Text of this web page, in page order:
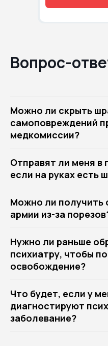
Вопрос-
Можно ли скрыть
самоповреждений
медкомиссии?
Отправят ли меня в
если на руках есть
Можно ли получить
армии из-за
Нужно ли раньше
психиатру, чтобы
освобождение?
Что будет, если у
диагностируют
заболевание?